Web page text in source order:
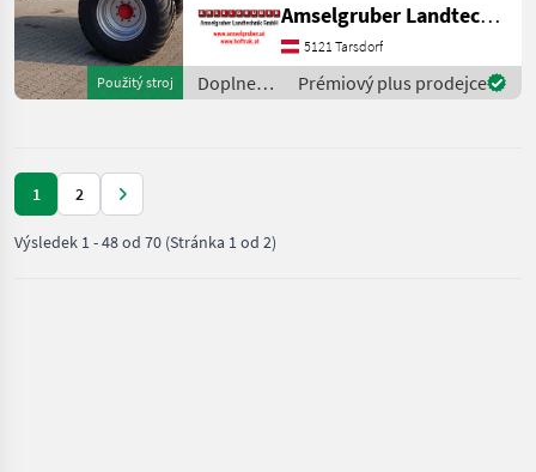
Použitý stroj
(Stärkste Materialstärken +
Beste Materialen und Beste
Komponenten der
führenden TOP Hersteller!)
Amselgruber Landtechnik GmbH
5121 Tarsdorf
Doplnenie
živin a
Prémiový plus prodejce
1 2
Výsledek 1-48od 70 (Stránka 1 od 2)